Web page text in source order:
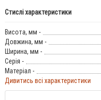
Стислі характеристики
Висота, мм -
Довжина, мм -
Ширина, мм -
Серія -
Матеріал -
Дивитись всі характеристики